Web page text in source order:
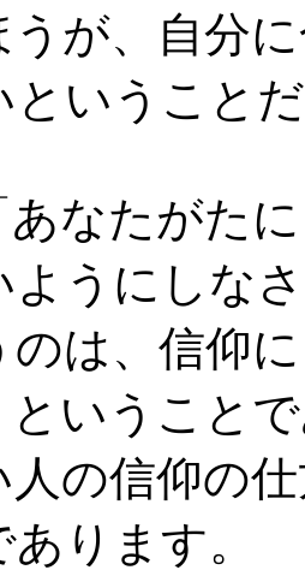
が、自分
ということ
あなたがた
ようにしな
のは、信仰
ということ
人の信仰の
ります。